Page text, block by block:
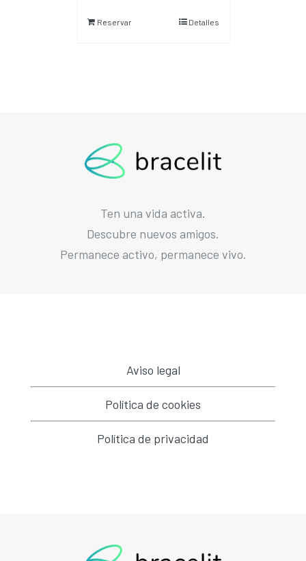
Reservar Detalles
Ten una vida activa.
Descubre nuevos amigos.
Permanece activo, permanece vivo.
Aviso legal
Política de cookies
Política de privacidad